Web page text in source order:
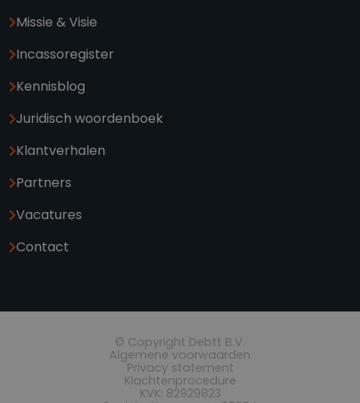
Missie & Visie
Incassoregister
Kennisblog
Juridisch woordenboek
Klantverhalen
Partners
Vacatures
Contact
© Copyright Debtt B.V.
Algemene voorwaarden
Privacy statement
Klachtenprocedure
KVK: 82929823